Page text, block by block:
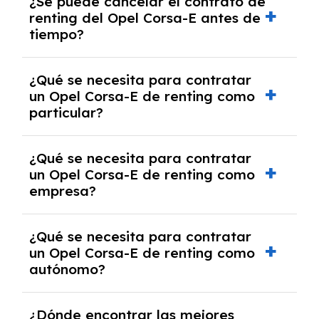
tendrás que pagar ningún tipo de entrada
salvo en casos que lo exija el proveedor
debido al resultado del estudio de viabilidad
económica.
renting del Opel Corsa-E antes de
tiempo?
pero puede haber penalizaciones por
cancelación anticipada. Es importante revisar
las condiciones del contrato y hablar con un
experto que te asesore.
¿Qué se necesita para contratar
un Opel Corsa-E de renting como
particular?
y, en algunos casos, una consulta de solvencia
crediticia y un pago inicial.
¿Qué se necesita para contratar
un Opel Corsa-E de renting como
empresa?
documentación financiera y, en algunos
casos, un informe de solvencia de la empresa
y un pago inicial.
¿Qué se necesita para contratar
un Opel Corsa-E de renting como
autónomo?
¿Dónde encontrar las mejores